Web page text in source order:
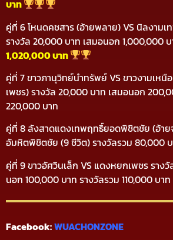
บาท
คู่ที่ 6 โหนดคชสาร (อ้ายพลาย) VS นิลงามเ
รางวัล 20,000 บาท เสมอนอก 1,000,000
1,020,000 บาท
คู่ที่ 7 ขาวภานุวิทย์นำทรัพย์ VS ขาวงามเห
เพชร) รางวัล 20,000 บาท เสมอนอก
220,000 บาท
คู่ที่ 8 ลังสาดแดงเทพฤทธิ์ยอดพิชิตชัย (อ้า
อัมหิตพิชิตชัย (9 ชีวิต) รางวัลรวม 80,000
คู่ที่ 9 ขาวอัศวินเล็ก VS แดงหยกเพชร ราง
นอก 100,000 บาท รางวัลรวม 110,000 บาท
Facebook:WUACHONZONE